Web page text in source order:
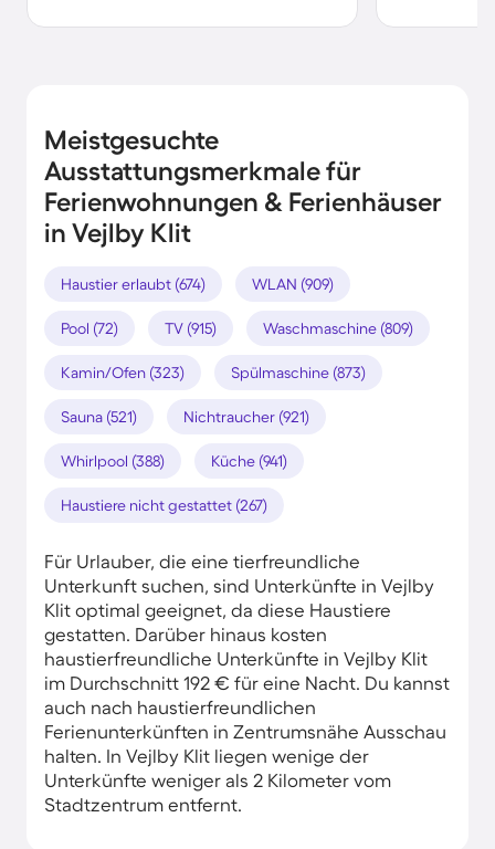
Meistgesuchte
Ausstattungsmerkmale für
Ferienwohnungen & Ferienhäuser
in Vejlby Klit
Haustier erlaubt (674) WLAN (909)
Pool (72) TV (915) Waschmaschine (809)
Kamin/Ofen (323) Spülmaschine (873)
Sauna (521) Nichtraucher (921)
Whirlpool (388) Küche (941)
Haustiere nicht gestattet (267)
Für Urlauber, die eine tierfreundliche
Unterkunft suchen, sind Unterkünfte in Vejlby
Klit optimal geeignet, da diese Haustiere
gestatten. Darüber hinaus kosten
haustierfreundliche Unterkünfte in Vejlby Klit
im Durchschnitt 192 € für eine Nacht. Du kannst
auch nach haustierfreundlichen
Ferienunterkünften in Zentrumsnähe Ausschau
halten. In Vejlby Klit liegen wenige der
Unterkünfte weniger als 2 Kilometer vom
Stadtzentrum entfernt.